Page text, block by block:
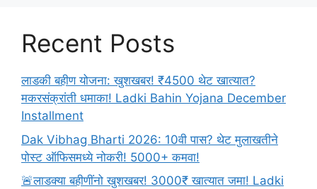
Recent Posts
लाडकी बहीण योजना: खुशखबर! ₹4500 थेट खात्यात?
मकरसंक्रांती धमाका! Ladki Bahin Yojana December
Installment
Dak Vibhag Bharti 2026: 10वी पास? थेट मुलाखतीने
पोस्ट ऑफिसमध्ये नोकरी! 5000+ कमवा!
🚨लाडक्या बहीणींनो खुशखबर! 3000₹ खात्यात जमा! Ladki